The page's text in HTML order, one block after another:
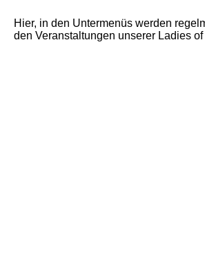
Hier, in den Untermenüs werden
den Veranstaltungen unserer Ladies